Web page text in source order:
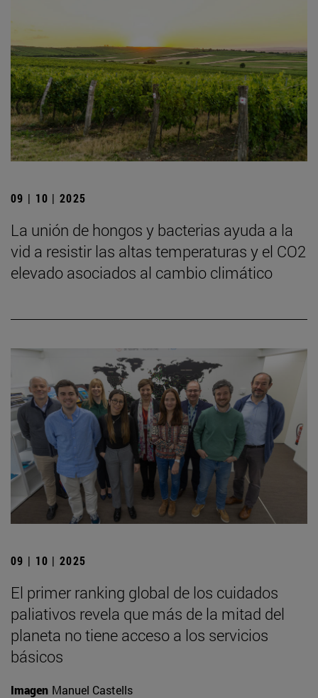
09 | 10 | 2025
La unión de hongos y bacterias ayuda a la
vid a resistir las altas temperaturas y el CO2
elevado asociados al cambio climático
09 | 10 | 2025
El primer ranking global de los cuidados
paliativos revela que más de la mitad del
planeta no tiene acceso a los servicios
básicos
Imagen Manuel Castells